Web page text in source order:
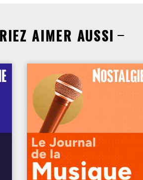
AIMER AUSSI